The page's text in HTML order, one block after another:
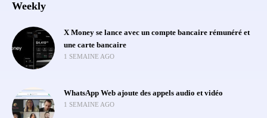
Weekly
X Money se lance avec un compte bancaire rémunéré et
une carte bancaire
1 SEMAINE AGO
WhatsApp Web ajoute des appels audio et vidéo
1 SEMAINE AGO